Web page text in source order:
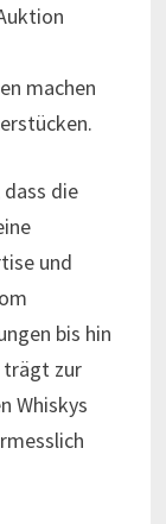
machen
die
und
bis hin
trägt zur
Whiskys